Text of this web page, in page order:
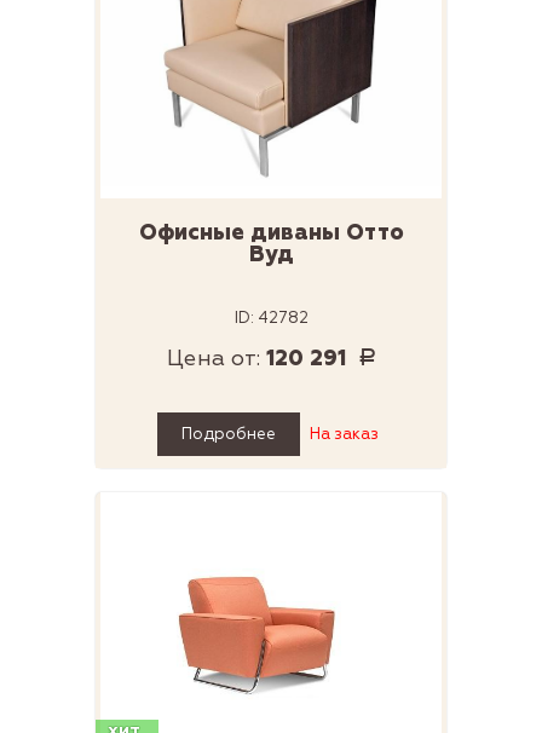
Офисные диваны Отто
Вуд
ID: 42782
Цена от: 120 291 Р
Подробнее На заказ